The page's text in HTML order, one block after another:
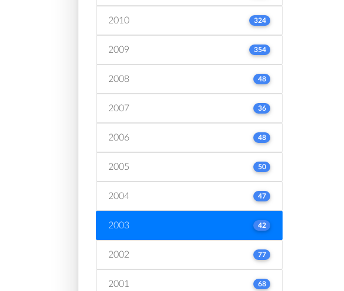
2010 324
2009 354
2008 48
2007 36
2006 48
2005 50
2004 47
2003 42
2002 77
2001 68